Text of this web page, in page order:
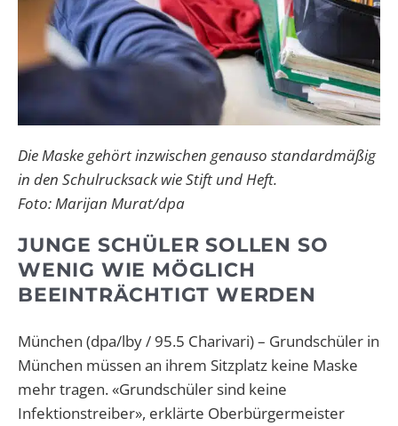
Die Maske gehört inzwischen genauso standardmäßig
in den Schulrucksack wie Stift und Heft.
Foto: Marijan Murat/dpa
JUNGE SCHÜLER SOLLEN SO
WENIG WIE MÖGLICH
BEEINTRÄCHTIGT WERDEN
München (dpa/lby / 95.5 Charivari) – Grundschüler in
München müssen an ihrem Sitzplatz keine Maske
mehr tragen. «Grundschüler sind keine
Infektionstreiber», erklärte Oberbürgermeister